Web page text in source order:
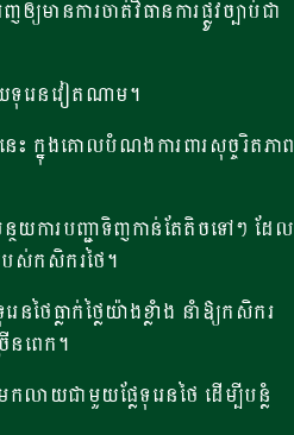
ានការចាត់វិធានការផ្លូវច្បាប់ជា
យទុរេនវៀតណាម។
េះ ក្នុងគោលបំណងការពារសុច្ចរិតភាព
ថយការបញ្ជាទិញកាន់តែតិចទៅៗ ដែល
របស់កសិករថៃ។
ថៃធ្លាក់ថ្លៃយ៉ាងខ្លាំង​ នាំឱ្យកសិករ
នពេក។
ាយជាមួយផ្លែទុរេនថៃ ដើម្បីបន្លំ